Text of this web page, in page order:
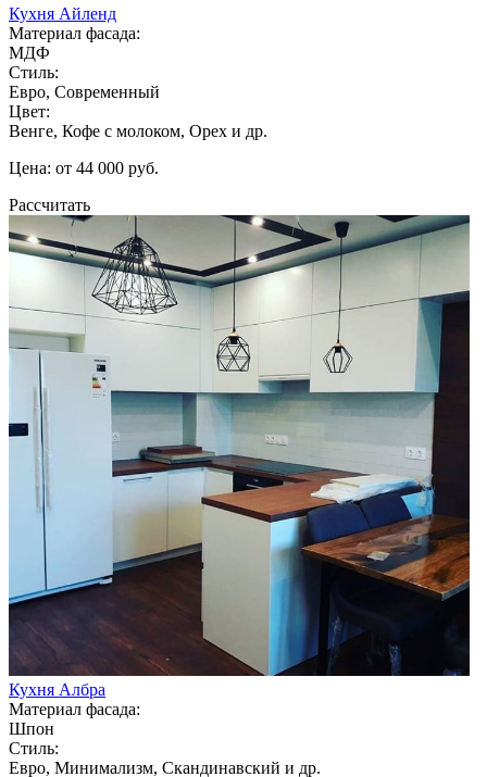
Кухня Айленд
Материал фасада:
МДФ
Стиль:
Евро, Современный
Цвет:
Венге, Кофе с молоком, Орех и др.
Цена: от 44 000 руб.
Рассчитать
Кухня Албра
Материал фасада:
Шпон
Стиль:
Евро, Минимализм, Скандинавский и др.